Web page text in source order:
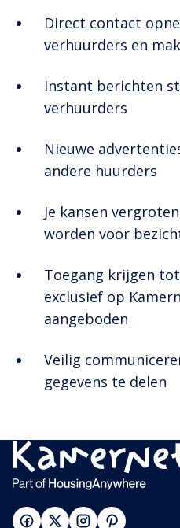
Direct contact
verhuurders en
Instant berichten
verhuurders
Nieuwe
andere huurders
Je kansen
worden voor
Toegang krijgen
exclusief op
aangeboden
Veilig
gegevens te delen